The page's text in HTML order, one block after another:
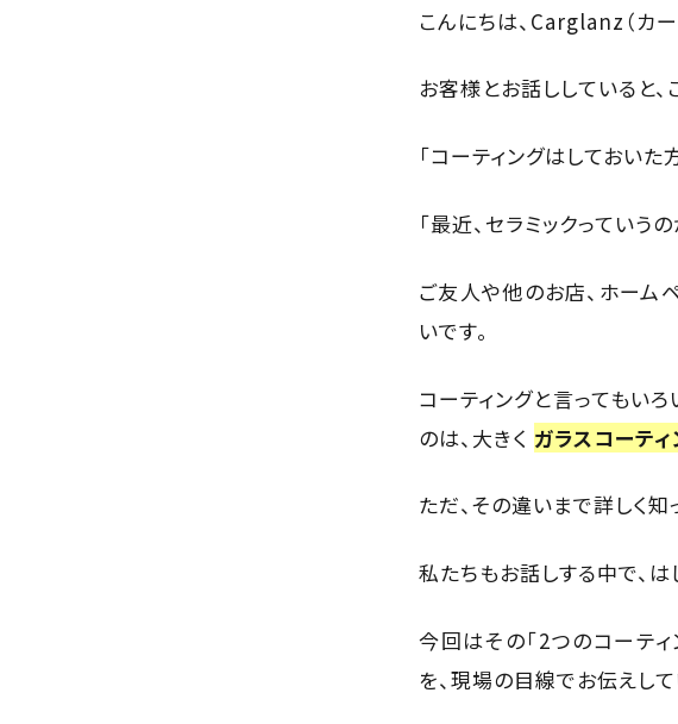
こんにちは、Carglanz（カ
お客様とお話ししていると、
「コーティングはしておい
「最近、セラミックっていう
ご友人や他のお店、ホーム
いです。
コーティングと言ってもい
のは、大きく ガラスコーテ
ただ、その違いまで詳しく知
私たちもお話しする中で、
今回はその「2つのコーテ
を、現場の目線でお伝えして